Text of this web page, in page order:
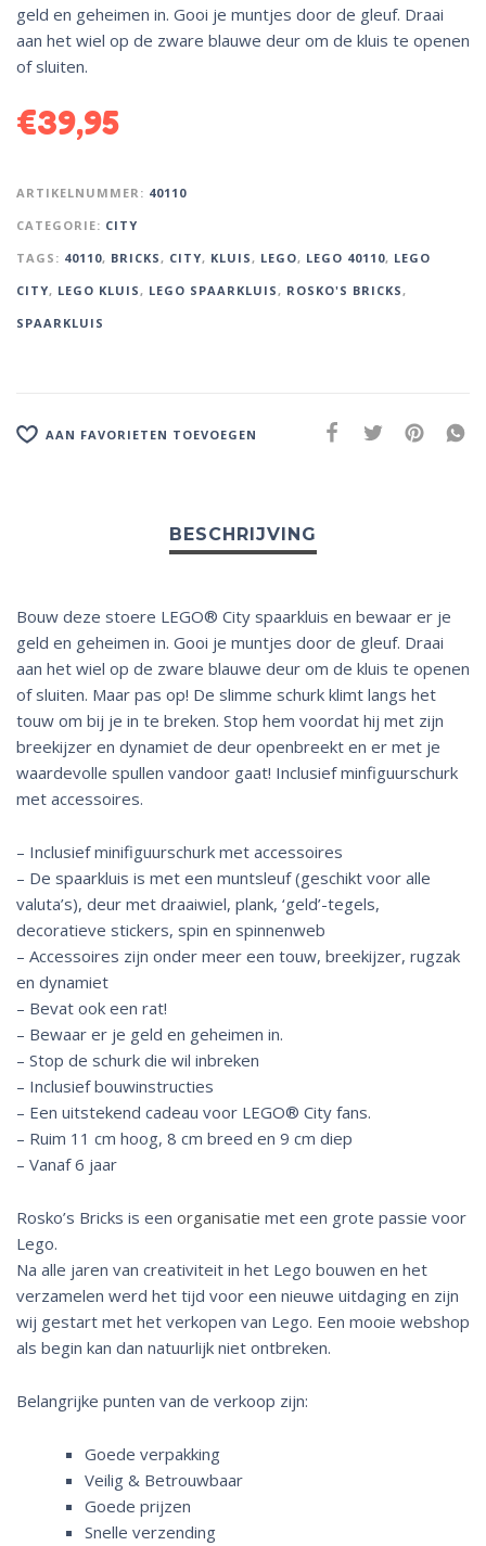
geld en geheimen in. Gooi je muntjes door de gleuf. Draai
aan het wiel op de zware blauwe deur om de kluis te openen
of sluiten.
€39,95
ARTIKELNUMMER: 40110
CATEGORIE: CITY
TAGS: 40110, BRICKS, CITY, KLUIS, LEGO, LEGO 40110, LEGO
CITY, LEGO KLUIS, LEGO SPAARKLUIS, ROSKO'S BRICKS,
SPAARKLUIS
AAN FAVORIETEN TOEVOEGEN
Bouw deze stoere LEGO® City spaarkluis en bewaar er je
geld en geheimen in. Gooi je muntjes door de gleuf. Draai
aan het wiel op de zware blauwe deur om de kluis te openen
of sluiten. Maar pas op! De slimme schurk klimt langs het
touw om bij je in te breken. Stop hem voordat hij met zijn
breekijzer en dynamiet de deur openbreekt en er met je
waardevolle spullen vandoor gaat! Inclusief minfiguurschurk
met accessoires.
– Inclusief minifiguurschurk met accessoires
– De spaarkluis is met een muntsleuf (geschikt voor alle
valuta’s), deur met draaiwiel, plank, ‘geld’-tegels,
decoratieve stickers, spin en spinnenweb
– Accessoires zijn onder meer een touw, breekijzer, rugzak
en dynamiet
– Bevat ook een rat!
– Bewaar er je geld en geheimen in.
– Stop de schurk die wil inbreken
– Inclusief bouwinstructies
– Een uitstekend cadeau voor LEGO® City fans.
– Ruim 11 cm hoog, 8 cm breed en 9 cm diep
– Vanaf 6 jaar
Rosko’s Bricks is een organisatie met een grote passie voor
Lego.
Na alle jaren van creativiteit in het Lego bouwen en het
verzamelen werd het tijd voor een nieuwe uitdaging en zijn
wij gestart met het verkopen van Lego. Een mooie webshop
als begin kan dan natuurlijk niet ontbreken.
Belangrijke punten van de verkoop zijn:
Goede verpakking
Veilig & Betrouwbaar
Goede prijzen
Snelle verzending